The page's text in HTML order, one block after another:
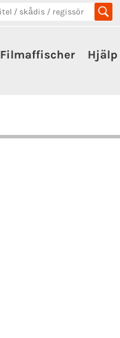
Filmaffischer Hjälp